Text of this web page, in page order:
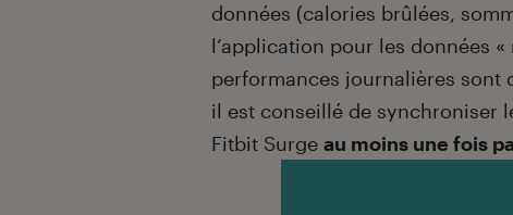
données (calories brûlées,
l’application pour les données
performances journalières sont
il est conseillé de synchroniser
Fitbit Surge au moins une fois